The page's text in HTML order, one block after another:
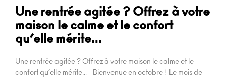
Une rentrée agitée ? Offrez à votre
maison le calme et le confort
qu’elle mérite…
Une rentrée agitée ? Offrez à votre maison le calme et le
confort qu’elle mérite… Bienvenue en octobre ! Le mois de